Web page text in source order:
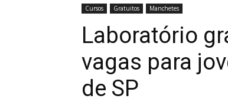
Cursos Gratuitos Manchetes
Laboratório
vagas para
de SP